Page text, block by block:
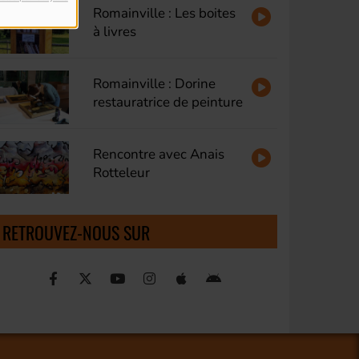
Romainville : Les boites
à livres
Romainville : Dorine
restauratrice de peinture
Rencontre avec Anais
Rotteleur
RETROUVEZ-NOUS SUR